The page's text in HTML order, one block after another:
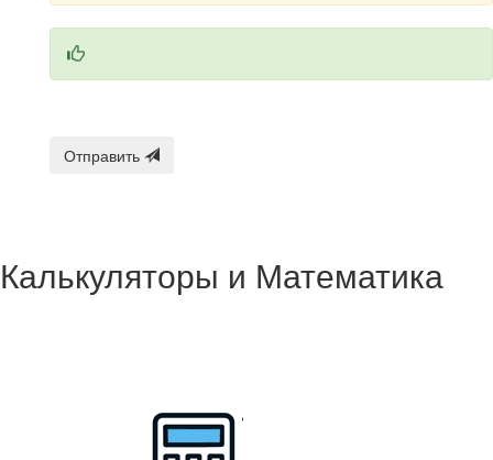
Отправить
Калькуляторы и Математика